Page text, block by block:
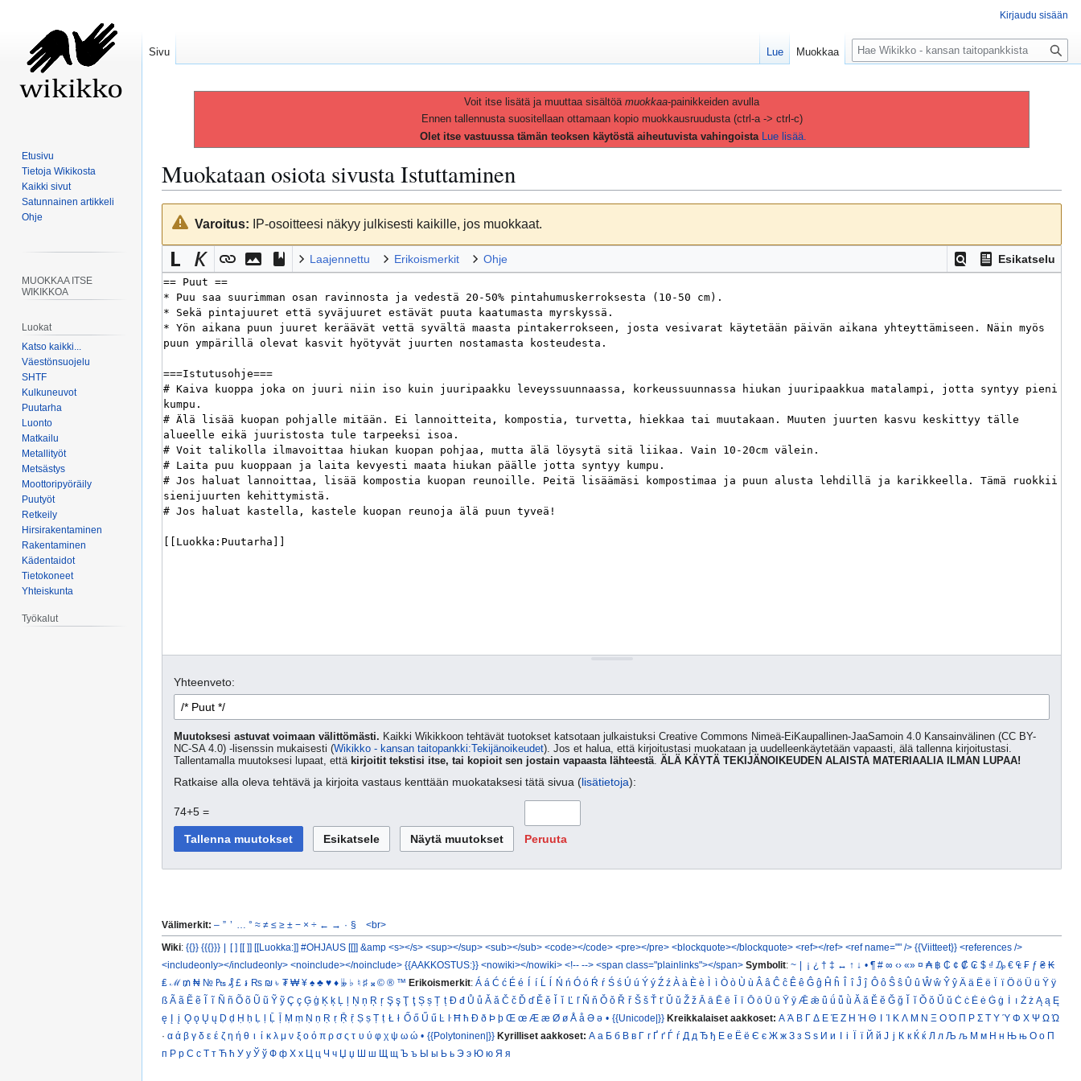
Voit itse lisätä ja muuttaa sisältöä muokkaa-painikkeiden avulla
Ennen tallennusta suositellaan ottamaan kopio muokkausruudusta (ctrl-a -> ctrl-c)
Olet itse vastuussa tämän teoksen käytöstä aiheutuvista vahingoista Lue lisää.
Muokataan osiota sivustaIstuttaminen
Siirry
navigaatioon
Siirry
hakuunVaroitus: IP-osoitteesi näkyy julkisesti kaikille, jos muokkaat.
Esikatselu
Laajennettu Erikoismerkit Ohje
Yhteenveto:
Muutoksesi astuvat voimaan välittömästi. Kaikki Wikikkoon tehtävät tuotokset katsotaan julkaistuksi Creative Commons Nimeä-EiKaupallinen-JaaSamoin 4.0 Kansainvälinen (CC BY-
NC-SA 4.0) -lisenssin mukaisesti (Wikikko - kansan taitopankki:Tekijänoikeudet). Jos et halua, että kirjoitustasi muokataan ja uudelleenkäytetään vapaasti, älä tallenna kirjoitustasi.
Tallentamalla muutoksesi lupaat, että kirjoitit tekstisi itse, tai kopioit sen jostain vapaasta lähteestä. ÄLÄ KÄYTÄ TEKIJÄNOIKEUDEN ALAISTA MATERIAALIA ILMAN LUPAA!
Ratkaise alla oleva tehtävä ja kirjoita vastaus kenttään muokataksesi tätä sivua (lisätietoja):
74+5 =
Peruuta
Välimerkit: – ” ’ ° ≈ ≠ ≤ ≥ ± − × ÷ ← → · § <br>
Wiki: {{}} {{{}}} | [ ] [[ ]] [[Luokka:]] #OHJAUS [[]] &amp <s></s> <sup></sup> <sub></sub> <code></code> <pre></pre> <blockquote></blockquote> <ref></ref> <ref name="" /> {{Viitteet}} <references />
<includeonly></includeonly> <noinclude></noinclude> {{AAKKOSTUS:}} <nowiki></nowiki> <!-- --> <span class="plainlinks"></span> Symbolit: ~ | ¡ ¿ † ‡ ↔ ↑ ↓ • ¶ # ∞ ‹› «» ¤ ₳ ฿ ₵ ¢ ₡ ₢ $ ₫ ₯ € ₠ ₣ ƒ ₴ ₭
₤ ℳ ₥ ₦ № ₧ ₰ £ ៛ ₨ ₪ ৳ ₮ ₩ ¥ ♠ ♣ ♥ ♦ 𝄫 ♭ ♮ ♯ 𝄪 © ® ™ Erikoismerkit:Á á Ć ć É é Í í Ĺ ĺ Ń ń Ó ó Ŕ ŕ Ś ś Ú ú Ý ý Ź ź À à È è Ì ì Ò ò Ù ù Â â Ĉ ĉ Ê ê Ĝ ĝ Ĥ ĥ Î î Ĵ ĵ Ô ô Ŝ ŝ Û û Ŵ ŵ Ŷ ŷ Ä ä Ë ë Ï ï Ö ö Ü ü Ÿ ÿ
ß Ã ã Ẽ ẽ Ĩ ĩ Ñ ñ Õ õ Ũ ũ Ỹ ỹ Ç ç Ģ ģ Ķ ķ Ļ ļ Ņ ņ Ŗ ŗ Ş ş Ţ ţ Ș ș Ț ț Đ đ Ů ů Ǎ ǎ Č č Ď ď Ě ě Ǐ ǐ Ľ ľ Ň ň Ǒ ǒ Ř ř Š š Ť ť Ǔ ǔ Ž ž Ā ā Ē ē Ī ī Ō ō Ū ū Ȳ ȳ Ǣ ǣ ǖ ǘ ǚ ǜ Ă ă Ĕ ĕ Ğ ğ Ĭ ĭ Ŏ ŏ Ŭ ŭ Ċ ċ Ė ė Ġ ġ İ ı Ż ż Ą ą Ę
ę Į į Ǫ ǫ Ų ų Ḍ ḍ Ḥ ḥ Ḷ ḷ Ḹ ḹ Ṃ ṃ Ṇ ṇ Ṛ ṛ Ṝ ṝ Ṣ ṣ Ṭ ṭ Ł ł Ő ő Ű ű Ŀ ŀ Ħ ħ Ð ð Þ þ Œ œ Æ æ Ø ø Å å Ə ə • {{Unicode|}} Kreikkalaiset aakkoset: Α Ά Β Γ Δ Ε Έ Ζ Η Ή Θ Ι Ί Κ Λ Μ Ν Ξ Ο Ό Π Ρ Σ Τ Υ Ύ Φ Χ Ψ Ω Ώ
· α ά β γ δ ε έ ζ η ή θ ι ί κ λ μ ν ξ ο ό π ρ σ ς τ υ ύ φ χ ψ ω ώ • {{Polytoninen|}} Kyrilliset aakkoset: А а Б б В в Г г Ґ ґ Ѓ ѓ Д д Ђ ђ Е е Ё ё Є є Ж ж З з Ѕ ѕ И и І і Ї ї Й й Ј ј К к Ќ ќ Л л Љ љ М м Н н Њ њ О о П
п Р р С с Т т Ћ ћ У у Ў ў Ф ф Х х Ц ц Ч ч Џ џ Ш ш Щ щ Ъ ъ Ы ы Ь ь Э э Ю ю Я я
Kirjaudu sisään
Sivu Lue Muokkaa
H
a
Etusivu
Tietoja Wikikosta
Kaikki sivut
Satunnainen artikkeli
Ohje
MUOKKAA ITSE
WIKIKKOA
Luokat
Katso kaikki...
Väestönsuojelu
SHTF
Kulkuneuvot
Puutarha
Luonto
Matkailu
Metallityöt
Metsästys
Moottoripyöräily
Puutyöt
Retkeily
Hirsirakentaminen
Rakentaminen
Kädentaidot
Tietokoneet
Yhteiskunta
Työkalut